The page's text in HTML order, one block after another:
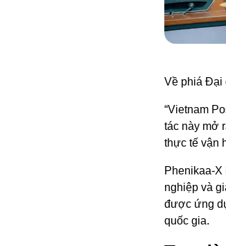
Về phiá Đại
“Vietnam
tác này mở
thực tế vận
Phenikaa-
nghiệp và
được ứng
quốc gia.